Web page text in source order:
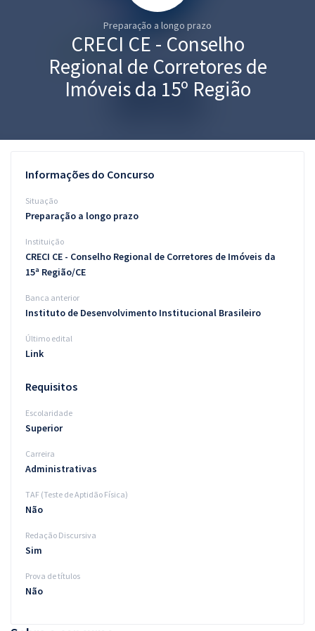
Graduação
Blog
Aprovados
Preparação a longo prazo
CRECI CE - Conselho
Regional de Corretores de
Imóveis da 15º Região
Informações do Concurso
Situação
Preparação a longo prazo
Instituição
CRECI CE - Conselho Regional de Corretores de Imóveis da
15ª Região/CE
Banca anterior
Instituto de Desenvolvimento Institucional Brasileiro
Último edital
Link
Requisitos
Escolaridade
Superior
Carreira
Administrativas
TAF (Teste de Aptidão Física)
Não
Redação Discursiva
Sim
Prova de títulos
Não